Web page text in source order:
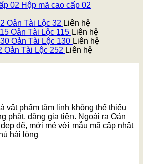
Hộp mã cao cấp 02
Oản Tài Lộc 32 Liên hệ
Oản Tài Lộc 115 Liên hệ
Oản Tài Lộc 130 Liên hệ
Oản Tài Lộc 252 Liên hệ
vật phẩm tâm linh không thể thiếu
phật, dâng gia tiên. Ngoài ra Oản
đẽ, mới mẻ với mẫu mã cập nhật
hài lòng